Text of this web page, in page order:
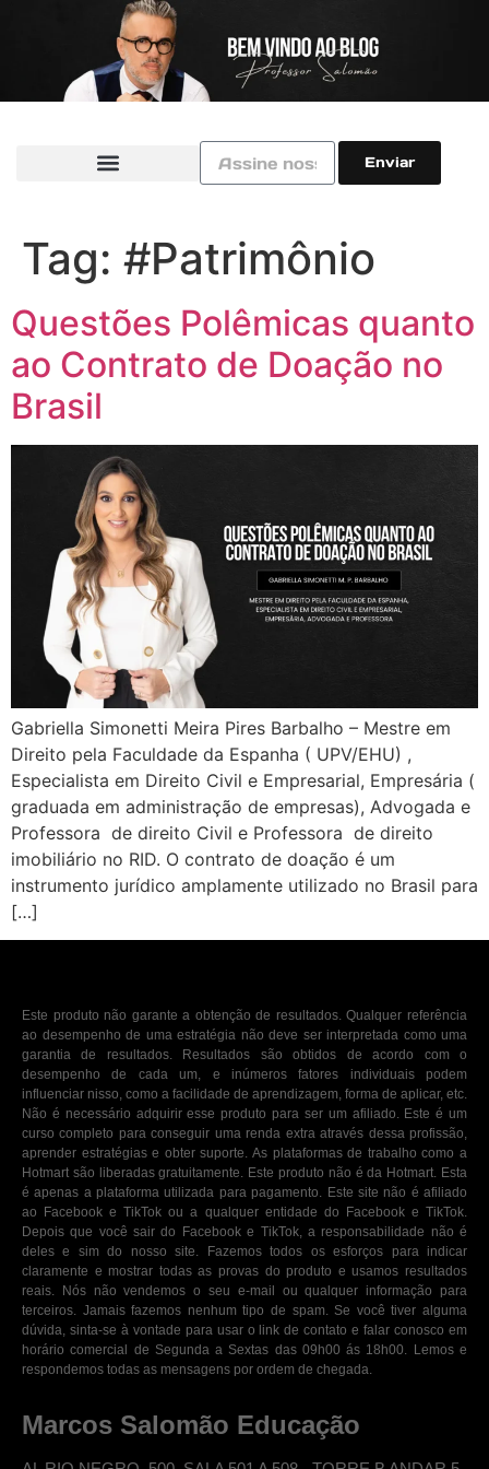
Enviar
Tag: #Patrimônio
Questões Polêmicas quanto
ao Contrato de Doação no
Brasil
Gabriella Simonetti Meira Pires Barbalho – Mestre em
Direito pela Faculdade da Espanha ( UPV/EHU) ,
Especialista em Direito Civil e Empresarial, Empresária (
graduada em administração de empresas), Advogada e
Professora de direito Civil e Professora de direito
imobiliário no RID. O contrato de doação é um
instrumento jurídico amplamente utilizado no Brasil para
[…]
Este produto não garante a obtenção de resultados. Qualquer referência
ao desempenho de uma estratégia não deve ser interpretada como uma
garantia de resultados. Resultados são obtidos de acordo com o
desempenho de cada um, e inúmeros fatores individuais podem
influenciar nisso, como a facilidade de aprendizagem, forma de aplicar, etc.
Não é necessário adquirir esse produto para ser um afiliado. Este é um
curso completo para conseguir uma renda extra através dessa profissão,
aprender estratégias e obter suporte. As plataformas de trabalho como a
Hotmart são liberadas gratuitamente. Este produto não é da Hotmart. Esta
é apenas a plataforma utilizada para pagamento. Este site não é afiliado
ao Facebook e TikTok ou a qualquer entidade do Facebook e TikTok.
Depois que você sair do Facebook e TikTok, a responsabilidade não é
deles e sim do nosso site. Fazemos todos os esforços para indicar
claramente e mostrar todas as provas do produto e usamos resultados
reais. Nós não vendemos o seu e-mail ou qualquer informação para
terceiros. Jamais fazemos nenhum tipo de spam. Se você tiver alguma
dúvida, sinta-se à vontade para usar o link de contato e falar conosco em
horário comercial de Segunda a Sextas das 09h00 ás 18h00. Lemos e
respondemos todas as mensagens por ordem de chegada.
Marcos Salomão Educação